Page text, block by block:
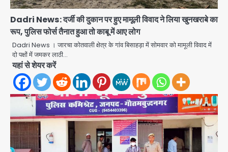
Dadri News: दर्जी की दुकान पर हुए मामूली विवाद ने लिया खुनखराबे का
रूप, पुलिस फोर्स तैनात हुआ तो काबू में आए लोग
Dadri News । जारचा कोतवाली क्षेत्र के गांव बिसाहड़ा में सोमवार को मामूली विवाद में
दो पक्षों में जमकर लाठी…
यहां से शेयर करें
2
प्राधिकरण ने संभाला मोर्चा, सेक्टर 105
आरडब्ल्यूए ने जताया आभार
Avinash Kumar
3
Türkiye-Pakistan: मक्का में सऊदी,
तुर्की और पाकिस्तान का साझा रक्षा समझौता,
जानें इसके मायने
Avinash Kumar